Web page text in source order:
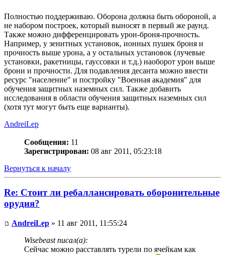
Полностью поддерживаю. Оборона должна быть обороной, а
не набором построек, который выносят в первый же раунд.
Также можно дифференцировать урон-броня-прочность.
Например, у зенитных установок, ионных пушек броня и
прочность выше урона, а у остальных установок (лучевые
установки, ракетницы, гауссовки и т.д.) наоборот урон выше
брони и прочности. Для подавления десанта можно ввести
ресурс "население" и постройку "Военная академия" для
обучения защитных наземных сил. Также добавить
исследования в области обучения защитных наземных сил
(хотя тут могут быть еще варианты).
AndreiLep
Сообщения: 11
Зарегистрирован: 08 авг 2011, 05:23:18
Вернуться к началу
Re: Стоит ли ребаллансировать оборонительные
орудия?
AndreiLep » 11 авг 2011, 11:55:24
Wisebeast писал(а):
Сейчас можно расставлять турели по ячейкам как